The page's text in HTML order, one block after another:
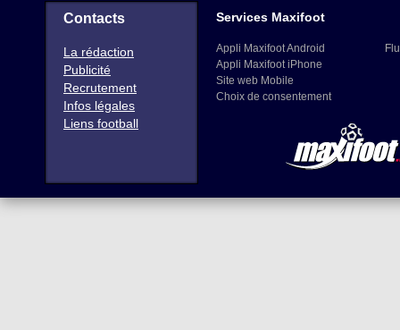
Contacts
La rédaction
Publicité
Recrutement
Infos légales
Liens football
Services Maxifoot
Appli Maxifoot Android
Appli Maxifoot iPhone
Site web Mobile
Choix de consentement